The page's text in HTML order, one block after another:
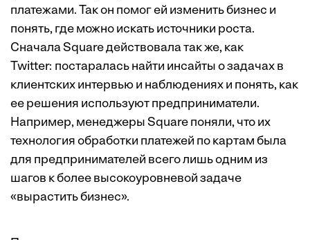
платежами. Так он помог ей изменить бизнес и
понять, где можно искать источники роста.
Сначала Square действовала так же, как
Twitter: постаралась найти инсайты о задачах в
клиентских интервью и наблюдениях и понять, как
ее решения используют предприниматели.
Например, менеджеры Square поняли, что их
технология обработки платежей по картам была
для предпринимателей всего лишь одним из
шагов к более высокоуровневой задаче
«вырастить бизнес».